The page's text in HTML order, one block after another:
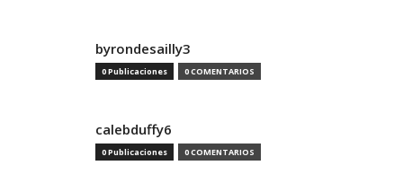
byrondesailly3
0 Publicaciones 0 COMENTARIOS
calebduffy6
0 Publicaciones 0 COMENTARIOS